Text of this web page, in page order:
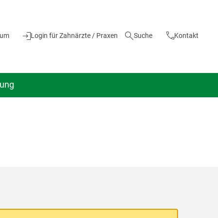
Login für Zahnärzte / Praxen Suche Kontakt